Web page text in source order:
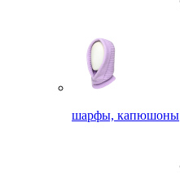
шарфы, капюшоны